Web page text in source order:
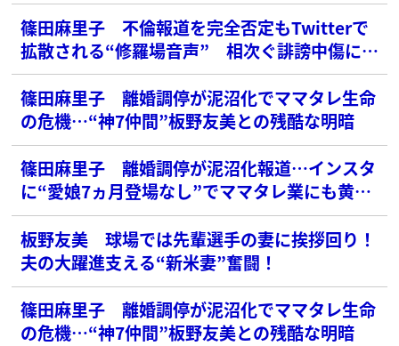
篠田麻里子 不倫報道を完全否定もTwitterで
拡散される“修羅場音声” 相次ぐ誹謗中傷に心
配の声
篠田麻里子 離婚調停が泥沼化でママタレ生命
の危機…“神7仲間”板野友美との残酷な明暗
篠田麻里子 離婚調停が泥沼化報道…インスタ
に“愛娘7ヵ月登場なし”でママタレ業にも黄色
信号
板野友美 球場では先輩選手の妻に挨拶回り！
夫の大躍進支える“新米妻”奮闘！
篠田麻里子 離婚調停が泥沼化でママタレ生命
の危機…“神7仲間”板野友美との残酷な明暗